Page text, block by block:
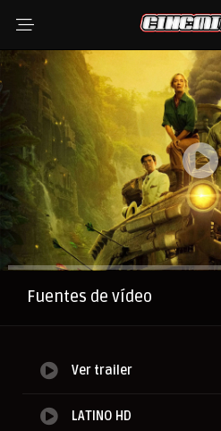
Anuncio
Fuentes de vídeo
Ver trailer
LATINO HD